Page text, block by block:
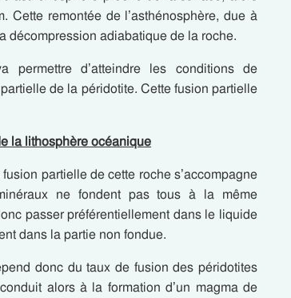
Cette remontée de l’asthénosphère, due à
décompression adiabatique de la roche.
permettre d’atteindre les conditions de
de la péridotite. Cette fusion partielle
la lithosphère océanique
partielle de cette roche s’accompagne
ne fondent pas tous à la même
passer préférentiellement dans le liquide
dans la partie non fondue.
donc du taux de fusion des péridotites
alors à la formation d’un magma de